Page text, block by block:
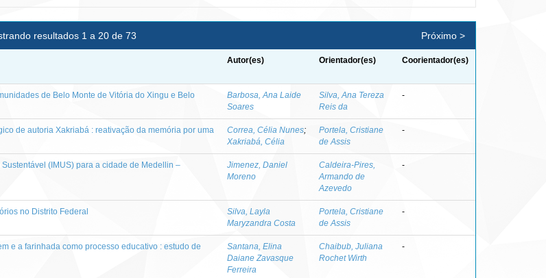
resultados 1 a 20 de 73 Próximo >
Autor(es) Orientador(es) Coorientador(es)
de Belo Monte de Vitória do Xingu e Belo
Barbosa, Ana Laide
Soares
Silva, Ana Tereza
Reis da
-
de autoria Xakriabá : reativação da memória por uma
Correa, Célia Nunes;
Xakriabá, Célia
Portela, Cristiane
de Assis
-
(IMUS) para a cidade de Medellin –
Jimenez, Daniel
Moreno
Caldeira-Pires,
Armando de
Azevedo
-
no Distrito Federal
Silva, Layla
Maryzandra Costa
Portela, Cristiane
de Assis
-
e a farinhada como processo educativo : estudo de
Santana, Elina
Daiane Zavasque
Ferreira
Chaibub, Juliana
Rochet Wirth
-